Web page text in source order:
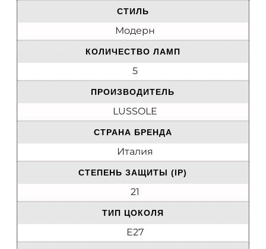
СТИЛЬ
Модерн
КОЛИЧЕСТВО ЛАМП
5
ПРОИЗВОДИТЕЛЬ
LUSSOLE
СТРАНА БРЕНДА
Италия
СТЕПЕНЬ ЗАЩИТЫ (IP)
21
ТИП ЦОКОЛЯ
E27